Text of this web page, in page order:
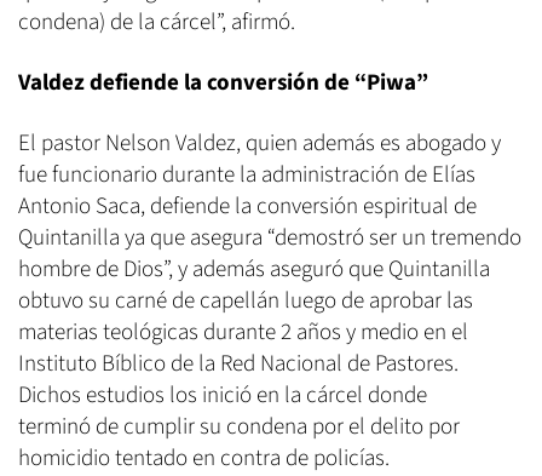
condena) de la cárcel”, afirmó.
Valdez defiende la conversión de “Piwa”
El pastor Nelson Valdez, quien además es abogado y
fue funcionario durante la administración de Elías
Antonio Saca, defiende la conversión espiritual de
Quintanilla ya que asegura “demostró ser un tremendo
hombre de Dios”, y además aseguró que Quintanilla
obtuvo su carné de capellán luego de aprobar las
materias teológicas durante 2 años y medio en el
Instituto Bíblico de la Red Nacional de Pastores.
Dichos estudios los inició en la cárcel donde
terminó de cumplir su condena por el delito por
homicidio tentado en contra de policías.